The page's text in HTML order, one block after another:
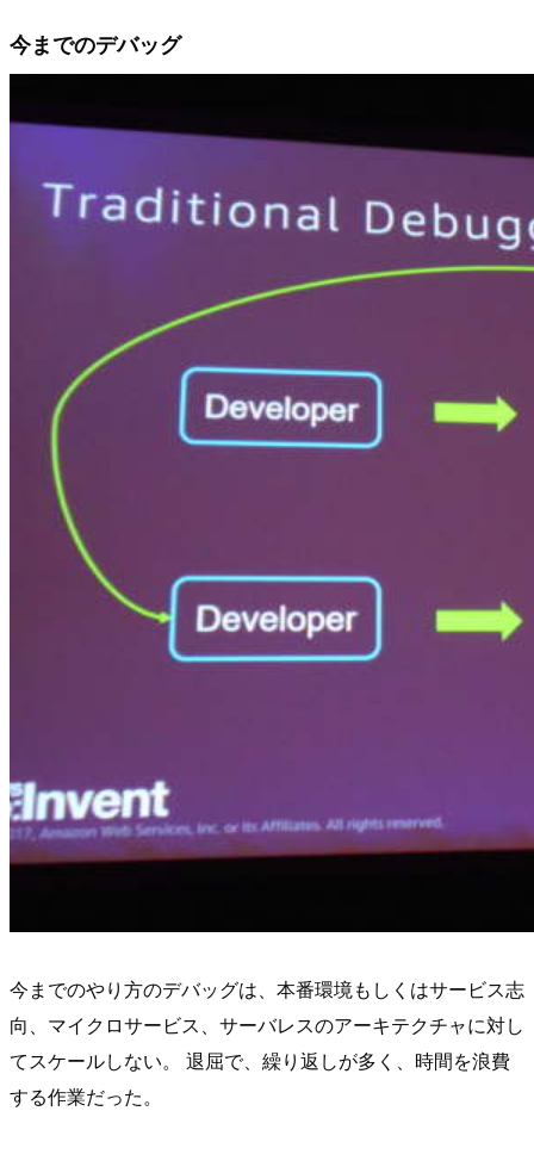
今までのデバッグ
今までのやり方のデバッグは、本番環境もしくはサービス志
向、マイクロサービス、サーバレスのアーキテクチャに対し
てスケールしない。 退屈で、繰り返しが多く、時間を浪費
する作業だった。